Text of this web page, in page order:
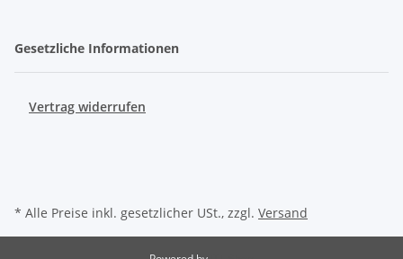
Gesetzliche Informationen
Vertrag widerrufen
* Alle Preise inkl. gesetzlicher USt., zzgl. Versand